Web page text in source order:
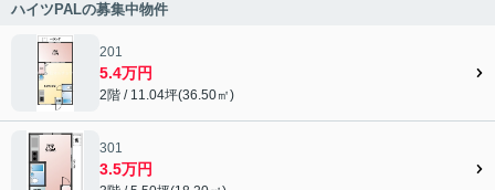
ハイツPALの募集中物件
201
5.4万円
2階 / 11.04坪(36.50㎡)
301
3.5万円